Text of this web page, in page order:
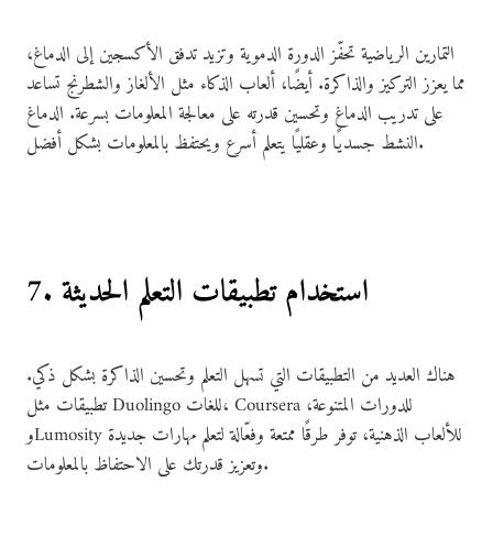
التمارين الرياضية تحفّز الدورة الدموية وتزيد تدفق الأكسجين إلى الدماغ،
مما يعزز التركيز والذاكرة. أيضًا، ألعاب الذكاء مثل الألغاز والشطرنج تساعد
على تدريب الدماغ وتحسين قدرته على معالجة المعلومات بسرعة. الدماغ
النشط جسديًا وعقليًا يتعلم أسرع ويحتفظ بالمعلومات بشكل أفضل.
7. استخدام تطبيقات التعلم الحديثة
هناك العديد من التطبيقات التي تسهل التعلم وتحسين الذاكرة بشكل ذكي.
تطبيقات مثل Duolingo للغات، Coursera للدورات المتنوعة،
وLumosity للألعاب الذهنية، توفر طرقًا ممتعة وفعّالة لتعلم مهارات جديدة
وتعزيز قدرتك على الاحتفاظ بالمعلومات.